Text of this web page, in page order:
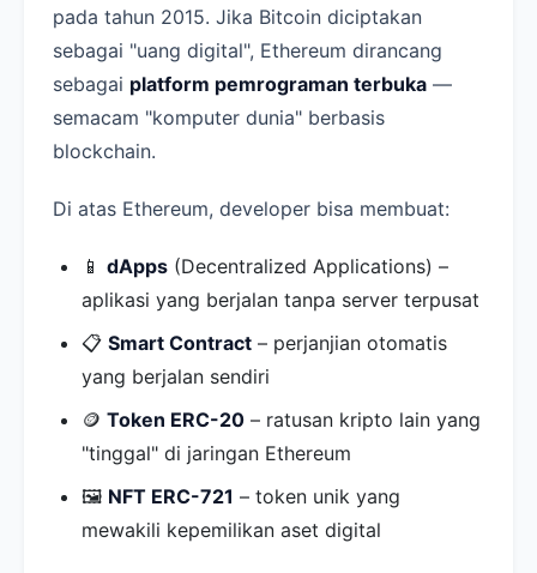
pada tahun 2015. Jika Bitcoin diciptakan
sebagai "uang digital", Ethereum dirancang
sebagai platform pemrograman terbuka —
semacam "komputer dunia" berbasis
blockchain.
Di atas Ethereum, developer bisa membuat:
📱 dApps (Decentralized Applications) –
aplikasi yang berjalan tanpa server terpusat
📋 Smart Contract – perjanjian otomatis
yang berjalan sendiri
🪙 Token ERC-20 – ratusan kripto lain yang
"tinggal" di jaringan Ethereum
🖼️ NFT ERC-721 – token unik yang
mewakili kepemilikan aset digital